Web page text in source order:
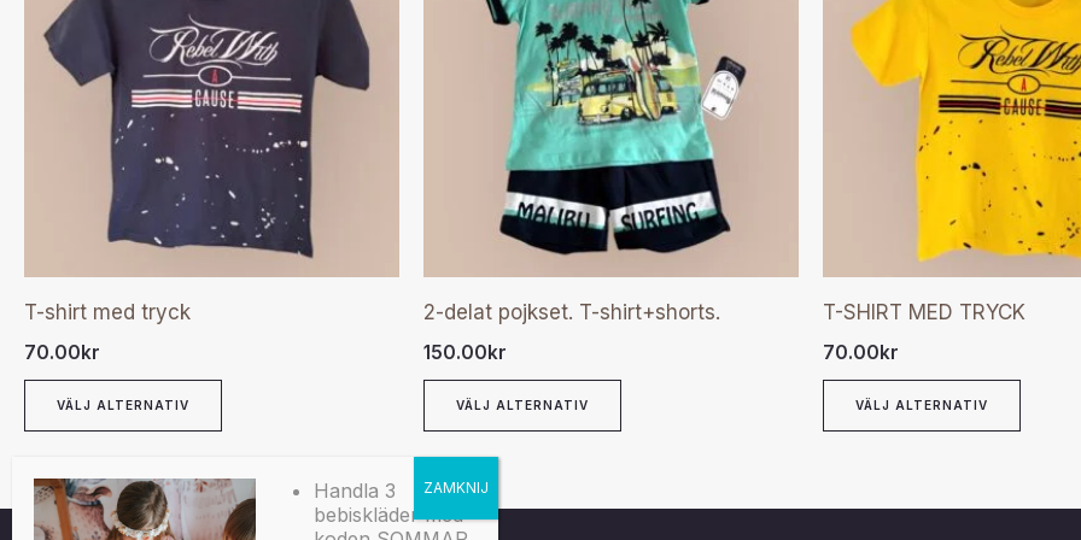
T-shirt med tryck
70.00 kr
VÄLJ ALTERNATIV
har
flera
varianter.
De
alternativen
kan
2-delat pojkset. T-shirt+shorts.
150.00 kr
VÄLJ ALTERNATIV
har
flera
varianter.
De
olika
alternativen
kan
T-SHIRT MED TRYCK
70.00 kr
VÄLJ ALTERNATIV
har
flera
olika
kan
Handla 3
bebiskläder med